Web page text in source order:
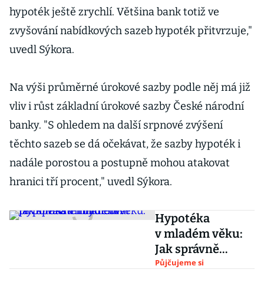
hypoték ještě zrychlí. Většina bank totiž ve
zvyšování nabídkových sazeb hypoték přitvrzuje,"
uvedl Sýkora.
Na výši průměrné úrokové sazby podle něj má již
vliv i růst základní úrokové sazby České národní
banky. "S ohledem na další srpnové zvýšení
těchto sazeb se dá očekávat, že sazby hypoték i
nadále porostou a postupně mohou atakovat
hranici tří procent," uvedl Sýkora.
Hypotéka
v mladém věku:
Jak správně
financovat první
Půjčujeme si